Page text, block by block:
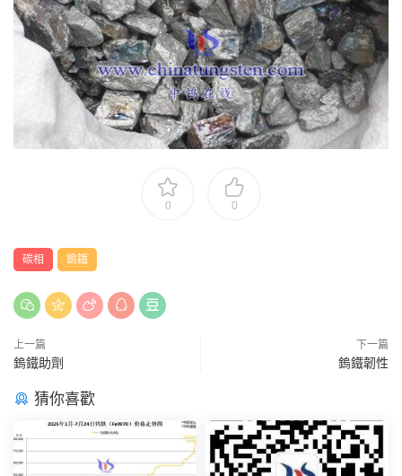
0 0
碳相 鎢鐵
上一篇
鎢鐵助劑
下一篇
鎢鐵韌性
猜你喜歡